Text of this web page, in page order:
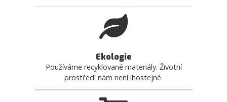
Ekologie
Používáme recyklované materiály. Životní
prostředí nám není lhostejné.